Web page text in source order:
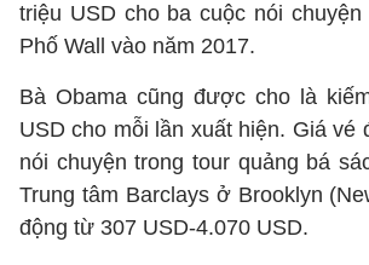
triệu USD cho ba cuộc nói
Phố Wall vào năm 2017.
Bà Obama cũng được cho là
USD cho mỗi lần xuất hiện. Giá vé
nói chuyện trong tour quảng bá
Trung tâm Barclays ở Brooklyn
động từ 307 USD-4.070 USD.